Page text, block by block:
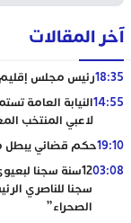
آخر المقالات
18:35رئيس مجلس إقليم
14:55النيابة العامة
لاعبي المنتخب
19:10حكم قضائي يبطل
03:08
سجنا للناصري
الصحراء”